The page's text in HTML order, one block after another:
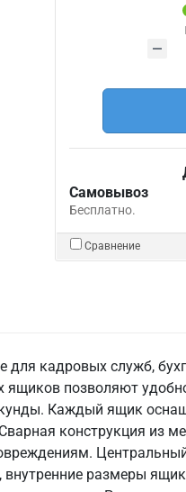
Самовывоз
Бесплатно.
Сравнение
кадровых служб,
позволяют
Каждый ящик
конструкция из
размеры